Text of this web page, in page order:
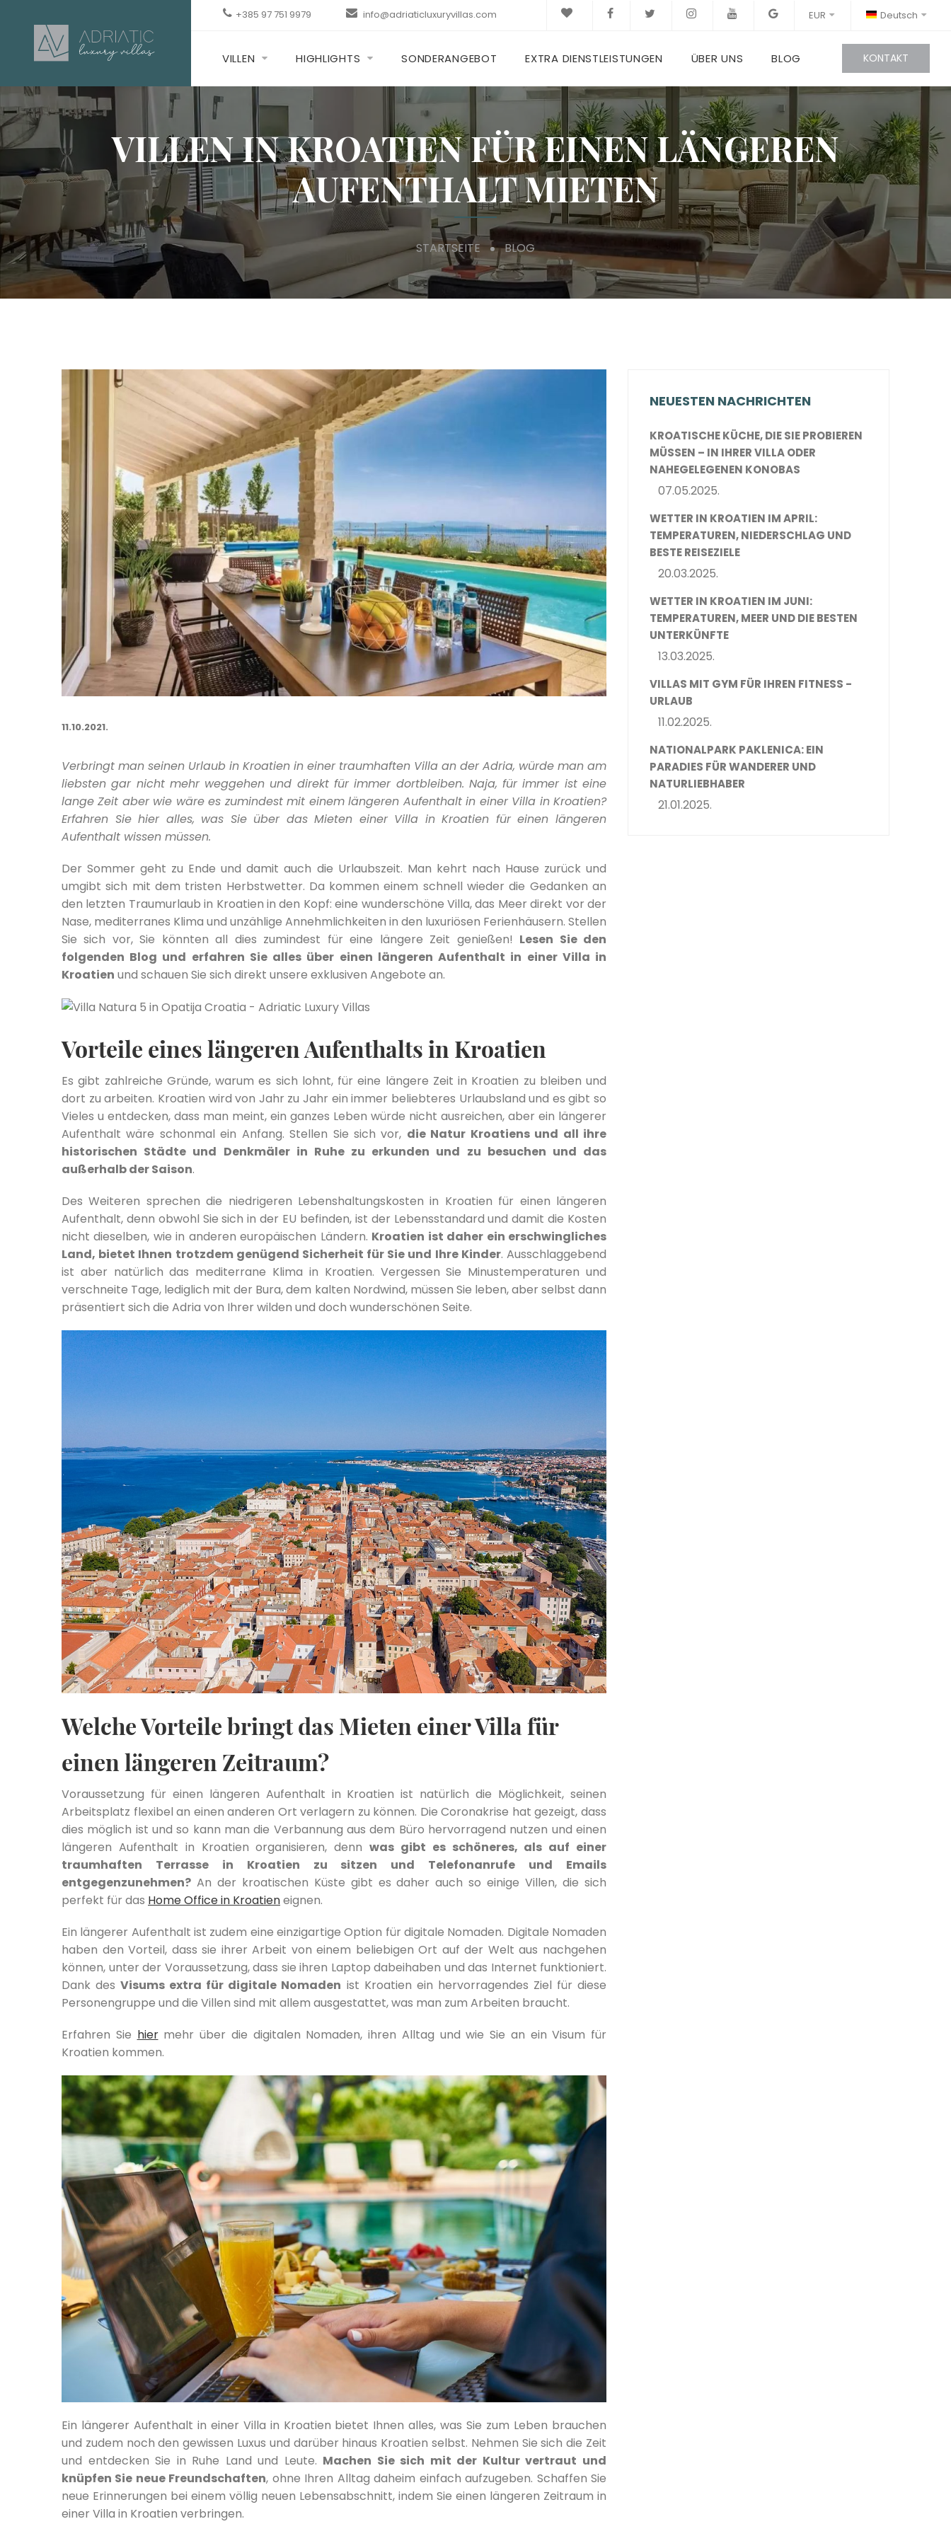
+385 97 751 9979 info@adriaticluxuryvillas.com EUR Deutsch
VILLEN HIGHLIGHTS SONDERANGEBOT EXTRA DIENSTLEISTUNGEN ÜBER UNS BLOG KONTAKT
VILLEN IN KROATIEN FÜR EINEN LÄNGEREN
AUFENTHALT MIETEN
STARTSEITE BLOG
11.10.2021.
Verbringt man seinen Urlaub in Kroatien in einer traumhaften Villa an der Adria, würde man am
liebsten gar nicht mehr weggehen und direkt für immer dortbleiben. Naja, für immer ist eine
lange Zeit aber wie wäre es zumindest mit einem längeren Aufenthalt in einer Villa in Kroatien?
Erfahren Sie hier alles, was Sie über das Mieten einer Villa in Kroatien für einen längeren
Aufenthalt wissen müssen.
Der Sommer geht zu Ende und damit auch die Urlaubszeit. Man kehrt nach Hause zurück und
umgibt sich mit dem tristen Herbstwetter. Da kommen einem schnell wieder die Gedanken an
den letzten Traumurlaub in Kroatien in den Kopf: eine wunderschöne Villa, das Meer direkt vor der
Nase, mediterranes Klima und unzählige Annehmlichkeiten in den luxuriösen Ferienhäusern. Stellen
Sie sich vor, Sie könnten all dies zumindest für eine längere Zeit genießen! Lesen Sie den
folgenden Blog und erfahren Sie alles über einen längeren Aufenthalt in einer Villa in
Kroatien und schauen Sie sich direkt unsere exklusiven Angebote an.
Vorteile eines längeren Aufenthalts in Kroatien
Es gibt zahlreiche Gründe, warum es sich lohnt, für eine längere Zeit in Kroatien zu bleiben und
dort zu arbeiten. Kroatien wird von Jahr zu Jahr ein immer beliebteres Urlaubsland und es gibt so
Vieles u entdecken, dass man meint, ein ganzes Leben würde nicht ausreichen, aber ein längerer
Aufenthalt wäre schonmal ein Anfang. Stellen Sie sich vor, die Natur Kroatiens und all ihre
historischen Städte und Denkmäler in Ruhe zu erkunden und zu besuchen und das
außerhalb der Saison.
Des Weiteren sprechen die niedrigeren Lebenshaltungskosten in Kroatien für einen längeren
Aufenthalt, denn obwohl Sie sich in der EU befinden, ist der Lebensstandard und damit die Kosten
nicht dieselben, wie in anderen europäischen Ländern. Kroatien ist daher ein erschwingliches
Land, bietet Ihnen trotzdem genügend Sicherheit für Sie und Ihre Kinder. Ausschlaggebend
ist aber natürlich das mediterrane Klima in Kroatien. Vergessen Sie Minustemperaturen und
verschneite Tage, lediglich mit der Bura, dem kalten Nordwind, müssen Sie leben, aber selbst dann
präsentiert sich die Adria von Ihrer wilden und doch wunderschönen Seite.
Welche Vorteile bringt das Mieten einer Villa für
einen längeren Zeitraum?
Voraussetzung für einen längeren Aufenthalt in Kroatien ist natürlich die Möglichkeit, seinen
Arbeitsplatz flexibel an einen anderen Ort verlagern zu können. Die Coronakrise hat gezeigt, dass
dies möglich ist und so kann man die Verbannung aus dem Büro hervorragend nutzen und einen
längeren Aufenthalt in Kroatien organisieren, denn was gibt es schöneres, als auf einer
traumhaften Terrasse in Kroatien zu sitzen und Telefonanrufe und Emails
entgegenzunehmen? An der kroatischen Küste gibt es daher auch so einige Villen, die sich
perfekt für das Home Office in Kroatieneignen.
Ein längerer Aufenthalt ist zudem eine einzigartige Option für digitale Nomaden. Digitale Nomaden
haben den Vorteil, dass sie ihrer Arbeit von einem beliebigen Ort auf der Welt aus nachgehen
können, unter der Voraussetzung, dass sie ihren Laptop dabeihaben und das Internet funktioniert.
Dank desVisums extra für digitale Nomaden ist Kroatien ein hervorragendes Ziel für diese
Personengruppe und die Villen sind mit allem ausgestattet, was man zum Arbeiten braucht.
Erfahren Sie hiermehr über die digitalen Nomaden, ihren Alltag und wie Sie an ein Visum für
Kroatien kommen.
Ein längerer Aufenthalt in einer Villa in Kroatien bietet Ihnen alles, was Sie zum Leben brauchen
und zudem noch den gewissen Luxus und darüber hinaus Kroatien selbst. Nehmen Sie sich die Zeit
und entdecken Sie in Ruhe Land und Leute. Machen Sie sich mit der Kultur vertraut und
knüpfen Sie neue Freundschaften, ohne Ihren Alltag daheim einfach aufzugeben. Schaffen Sie
neue Erinnerungen bei einem völlig neuen Lebensabschnitt, indem Sie einen längeren Zeitraum in
einer Villa in Kroatien verbringen.
NEUESTEN NACHRICHTEN
KROATISCHE KÜCHE, DIE SIE PROBIEREN
MÜSSEN – IN IHRER VILLA ODER
NAHEGELEGENEN KONOBAS
07.05.2025.
WETTER IN KROATIEN IM APRIL:
TEMPERATUREN, NIEDERSCHLAG UND
BESTE REISEZIELE
20.03.2025.
WETTER IN KROATIEN IM JUNI:
TEMPERATUREN, MEER UND DIE BESTEN
UNTERKÜNFTE
13.03.2025.
VILLAS MIT GYM FÜR IHREN FITNESS -
URLAUB
11.02.2025.
NATIONALPARK PAKLENICA: EIN
PARADIES FÜR WANDERER UND
NATURLIEBHABER
21.01.2025.